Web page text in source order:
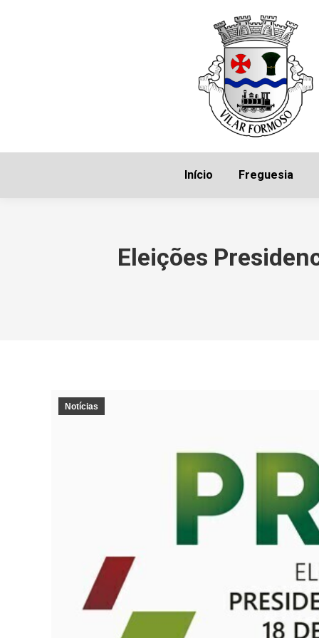
Início Freguesia
Eleições
Notícias